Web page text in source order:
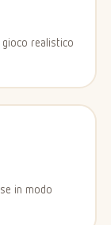
gioco realistico
in modo